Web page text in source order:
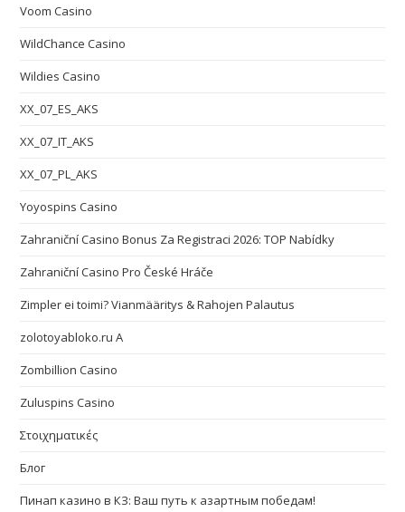
Voom Casino
WildChance Casino
Wildies Casino
XX_07_ES_AKS
XX_07_IT_AKS
XX_07_PL_AKS
Yoyospins Casino
Zahraniční Casino Bonus Za Registraci 2026: TOP Nabídky
Zahraniční Casino Pro České Hráče
Zimpler ei toimi? Vianmääritys & Rahojen Palautus
zolotoyabloko.ru A
Zombillion Casino
Zuluspins Casino
Στοιχηματικές
Блог
Пинап казино в КЗ: Ваш путь к азартным победам!